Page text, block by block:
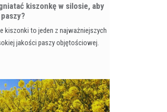
kiszonkę w silosie, aby
kiszonki to jeden z najważniejszych
jakości paszy objętościowej.